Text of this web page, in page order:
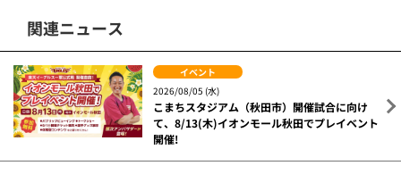
関連ニュース
イベント
2026/08/05 (水)
こまちスタジアム（秋田市）開催試合に向け
て、8/13(木)イオンモール秋田でプレイベント
開催!